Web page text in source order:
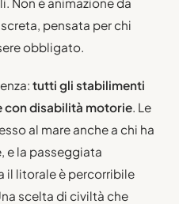
Non è animazione da
pensata per chi
obbligato.
tutti gli stabilimenti
con disabilità motorie . Le
al mare anche a chi ha
e la passeggiata
il litorale è percorribile
scelta di civiltà che